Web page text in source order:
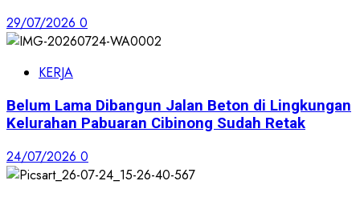
29/07/2026 0
KERJA
Belum Lama Dibangun Jalan Beton di Lingkungan
Kelurahan Pabuaran Cibinong Sudah Retak
24/07/2026 0